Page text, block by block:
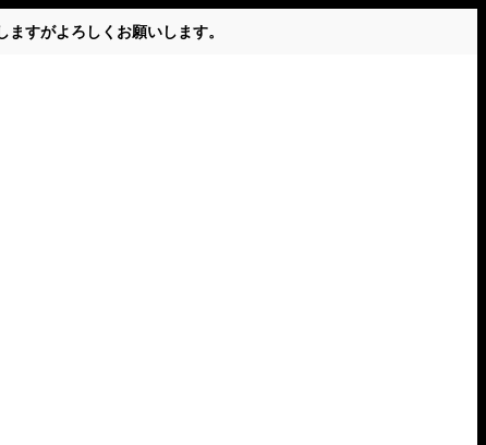
すがよろしくお願いします。